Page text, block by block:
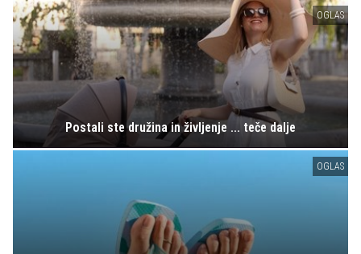
OGLAS
Postali ste družina in življenje ... teče dalje
OGLAS